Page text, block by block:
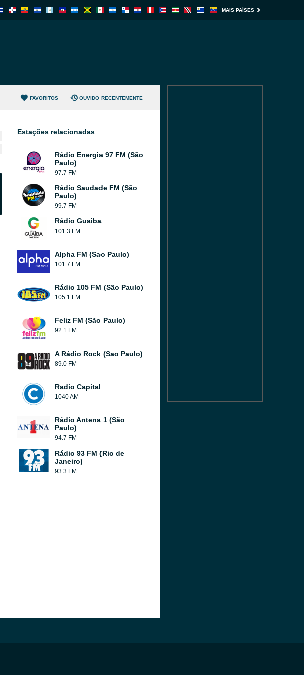
MAIS PAÍSES
FAVORITOS OUVIDO RECENTEMENTE
Estações relacionadas
Rádio Energia 97 FM (São
Paulo)
97.7 FM
Rádio Saudade FM (São
Paulo)
99.7 FM
Rádio Guaiba
101.3 FM
Alpha FM (Sao Paulo)
101.7 FM
Rádio 105 FM (São Paulo)
105.1 FM
Feliz FM (São Paulo)
92.1 FM
A Rádio Rock (Sao Paulo)
89.0 FM
Radio Capital
1040 AM
Rádio Antena 1 (São
Paulo)
94.7 FM
Rádio 93 FM (Rio de
Janeiro)
93.3 FM